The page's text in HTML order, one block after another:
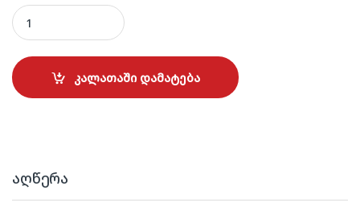
ARZUM AR5079 quantity
კალათაში დამატება
აღწერა